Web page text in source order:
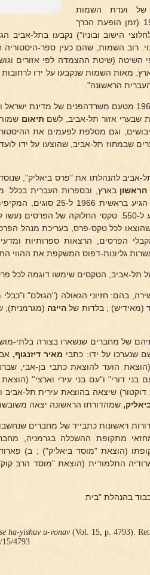
של ועדת השמות
לתלאביב, ועד ראשית 1966 (זמן הופעת הכרך
רוב השמות, שהם כעין ספר-היסטוריה
מאות השמות שנקבעו על ידו לרחובות
הראשונה".
לפי הצעתו, נוסדה בשנת 1960 מטעם משרדהפנים
שבערי אזור תל-אביב, לשם תיאום
וגם מסלפת לפעמים את
שבמחוז תל-אביב, שהוצעו על ידו
עירית תל-אביב להנהלתו את "פרס ביאליק",
הראשון
שנה, ומספר פרסי העיריה
מספר מקבלי הפרסים הגיע ל-550. טקסי
לכל טקס-פרס, בעריכת מנהל
הפרסים, הרצאות ספרותיות
גליונות-דפוס המשקפת את ההווי
תל-אביב, הטקסים שימשו דוגמה לכל
בהם: חזיוני הגאולה ("הגולם"
(מאידיש) ; בלדות שלהיינה (מגרמנית);
של מחברים שנשארו בצורה בלתי-
שנערכו על ידו: כתבי מאיר דיזנגוף,
הועד להוצאת כתבי בן-אבי,
בני דורי" ו"עם בני עירי וארצי''
דוקטור) שיצאה בהוצאת עירית תל-
שמהדורתו הראשונה יצאה
ראשונות כתבייד של מחברים
מתקופת ההשכלה בגרמניה,
התלמודית (הוצאת "מוסד הרב
בהנהלת "בית
ha-yishuv u-vonav(Vol. 15, p. 4793).
4793